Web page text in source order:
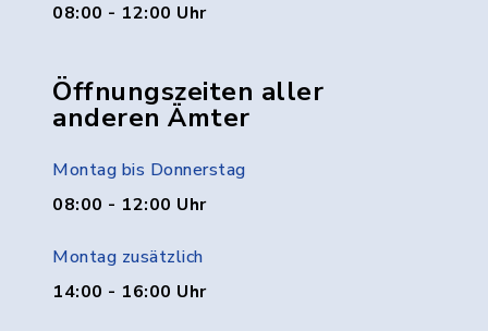
08:00 - 12:00 Uhr
Öffnungszeiten aller
anderen Ämter
Montag bis Donnerstag
08:00 - 12:00 Uhr
Montag zusätzlich
14:00 - 16:00 Uhr